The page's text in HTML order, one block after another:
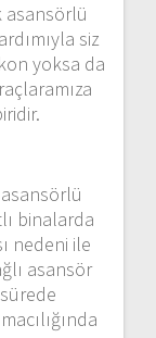
asansörlü
siz
yoksa da
binalarda
nedeni ile
asansör